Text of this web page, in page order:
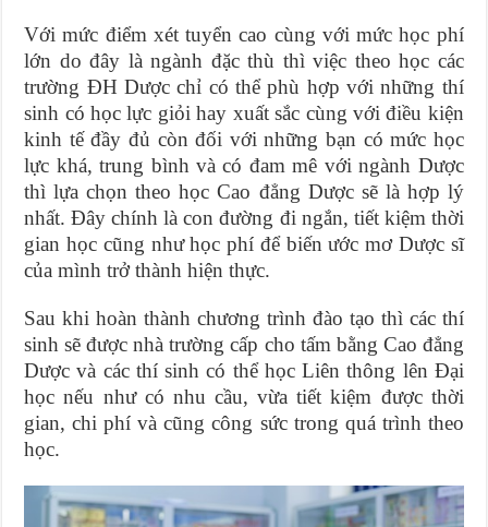
Với mức điểm xét tuyển cao cùng với mức học phí
lớn do đây là ngành đặc thù thì việc theo học các
trường ĐH Dược chỉ có thể phù hợp với những thí
sinh có học lực giỏi hay xuất sắc cùng với điều kiện
kinh tế đầy đủ còn đối với những bạn có mức học
lực khá, trung bình và có đam mê với ngành Dược
thì lựa chọn theo học Cao đẳng Dược sẽ là hợp lý
nhất. Đây chính là con đường đi ngắn, tiết kiệm thời
gian học cũng như học phí để biến ước mơ Dược sĩ
của mình trở thành hiện thực.
Sau khi hoàn thành chương trình đào tạo thì các thí
sinh sẽ được nhà trường cấp cho tấm bằng Cao đẳng
Dược và các thí sinh có thể học Liên thông lên Đại
học nếu như có nhu cầu, vừa tiết kiệm được thời
gian, chi phí và cũng công sức trong quá trình theo
học.